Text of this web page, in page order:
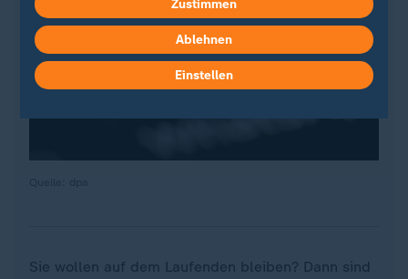
Sie wollen auf dem Laufenden bleiben? Dann sind
Zustimmen
Ablehnen
Einstellen